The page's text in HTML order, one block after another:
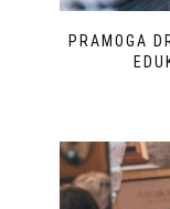
PRAMOGA